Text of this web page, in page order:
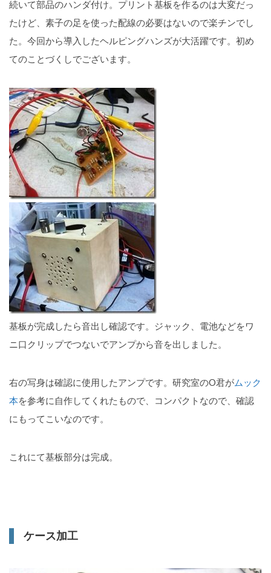
続いて部品のハンダ付け。プリント基板を作るのは大変だっ
たけど、素子の足を使った配線の必要はないので楽チンでし
た。今回から導入したヘルピングハンズが大活躍です。初め
てのことづくしでございます。
基板が完成したら音出し確認です。ジャック、電池などをワ
ニ口クリップでつないでアンプから音を出しました。
右の写身は確認に使用したアンプです。研究室のO君がムック
本を参考に自作してくれたもので、コンパクトなので、確認
にもってこいなのです。
これにて基板部分は完成。
ケース加工